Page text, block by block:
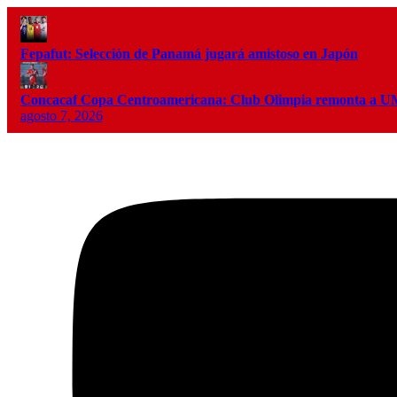
Fepafut: Selección de Panamá jugará amistoso en Japón
Concacaf Copa Centroamericana: Club Olimpia remonta a
agosto 7, 2026